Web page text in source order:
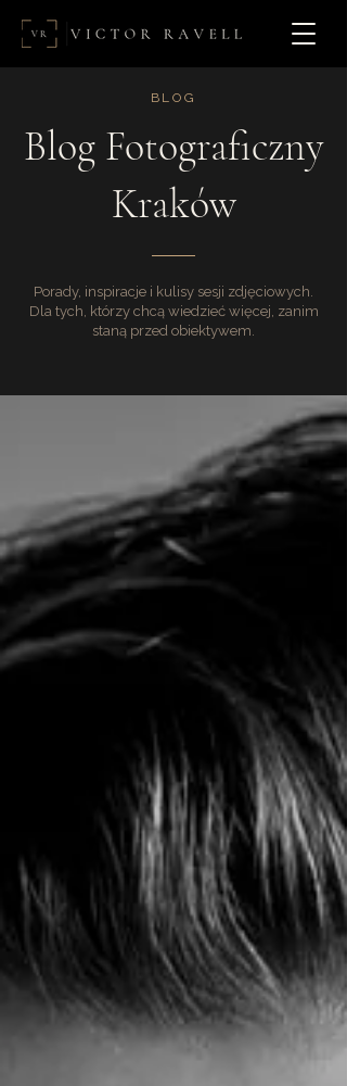
BLOG
Blog Fotograficzny
Kraków
Porady, inspiracje i kulisy sesji zdjęciowych.
Dla tych, którzy chcą wiedzieć więcej, zanim
staną przed obiektywem.